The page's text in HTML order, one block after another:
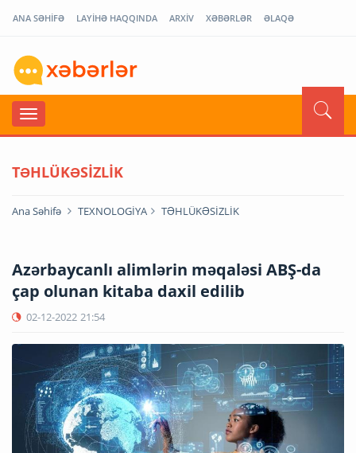
ANA SƏHİFƏ LAYİHƏ HAQQINDA ARXİV XƏBƏRLƏR ƏLAQƏ
TƏHLÜKƏSİZLİK
Ana Səhifə TEXNOLOGİYA TƏHLÜKƏSİZLİK
Azərbaycanlı alimlərin məqaləsi ABŞ-da
çap olunan kitaba daxil edilib
02-12-2022 21:54